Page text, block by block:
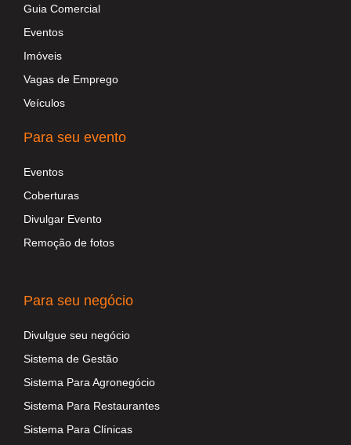
Guia Comercial
Eventos
Imóveis
Vagas de Emprego
Veículos
Para seu evento
Eventos
Coberturas
Divulgar Evento
Remoção de fotos
Para seu negócio
Divulgue seu negócio
Sistema de Gestão
Sistema Para Agronegócio
Sistema Para Restaurantes
Sistema Para Clínicas